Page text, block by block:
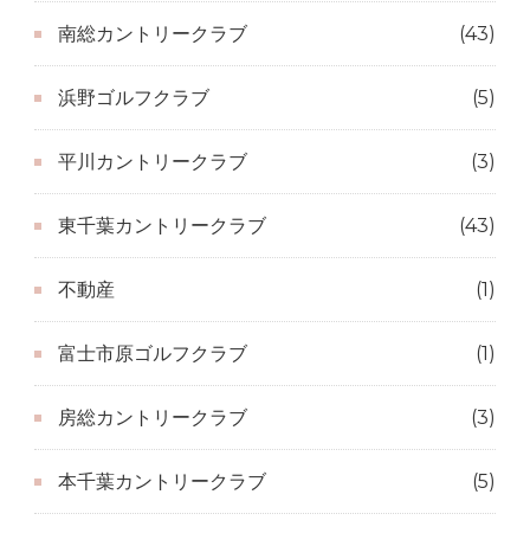
南総カントリークラブ (43)
浜野ゴルフクラブ (5)
平川カントリークラブ (3)
東千葉カントリークラブ (43)
不動産 (1)
富士市原ゴルフクラブ (1)
房総カントリークラブ (3)
本千葉カントリークラブ (5)